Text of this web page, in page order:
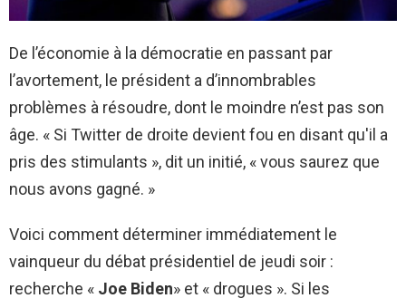
De l’économie à la démocratie en passant par
l’avortement, le président a d’innombrables
problèmes à résoudre, dont le moindre n’est pas son
âge. « Si Twitter de droite devient fou en disant qu'il a
pris des stimulants », dit un initié, « vous saurez que
nous avons gagné. »
Voici comment déterminer immédiatement le
vainqueur du débat présidentiel de jeudi soir :
recherche « Joe Biden» et « drogues ». Si les